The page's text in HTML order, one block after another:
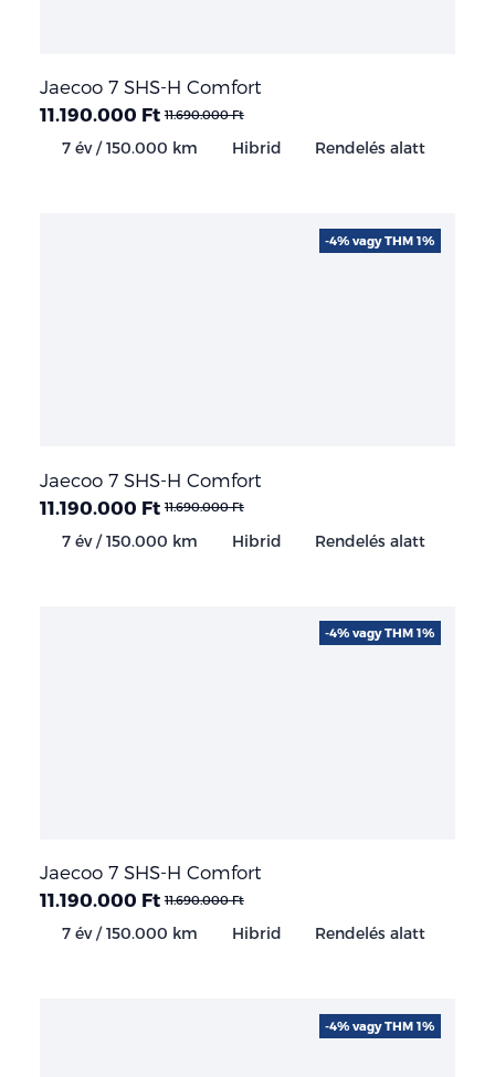
Jaecoo 7 SHS-H Comfort
11.190.000 Ft 11.690.000 Ft
7 év / 150.000 km Hibrid Rendelés alatt
Jaecoo 7 SHS-H Comfort
11.190.000 Ft 11.690.000 Ft
7 év / 150.000 km Hibrid Rendelés alatt
-4% vagy THM 1%
Jaecoo 7 SHS-H Comfort
11.190.000 Ft 11.690.000 Ft
7 év / 150.000 km Hibrid Rendelés alatt
-4% vagy THM 1%
-4% vagy THM 1%